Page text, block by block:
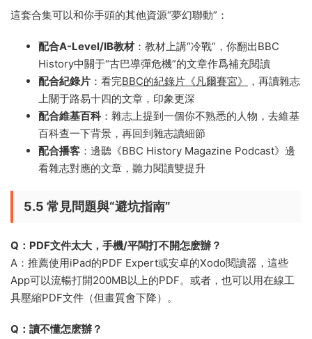
這套合集可以和你手頭的其他資源“夢幻聯動”：
配合A-Level/IB教材：教材上講“冷戰”，你翻出BBC
History中關于“古巴導彈危機”的文章作爲補充閱讀
配合紀錄片 ：看完BBC的紀錄片《凡爾賽宮》
，再讀雜志
上關于路易十四的文章，印象更深
配合維基百科：雜志上提到一個你不熟悉的人物，去維基
百科查一下背景，再回到雜志讀細節
配合播客 ：邊聽《BBC History Magazine Podcast》邊
看雜志對應的文章，聽力閱讀雙提升
5.5 常見問題與“避坑指南”
Q：PDF文件太大，手機/平闆打不開怎麽辦？
A：推薦使用iPad的PDF Expert或安卓的Xodo閱讀器，這些
App可以流暢打開200MB以上的PDF。或者，也可以用在線工
具壓縮PDF文件（但畫質會下降）。
Q：讀不懂怎麽辦？